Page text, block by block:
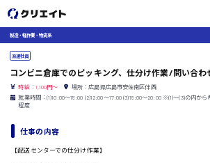
製造・軽作業・物流系
派遣社員
コンビニ倉庫でのピッキング、仕分け作業/問い合わ
時給：1,100円～
場所：広島県広島市安佐南区伴西
就業時間：(1)10:00〜15:00 (2)12:00〜17:00 (3)15:00〜20:00 ※(1)〜(3)の内か
程度
仕事の内容
【配送センターでの仕分け作業】